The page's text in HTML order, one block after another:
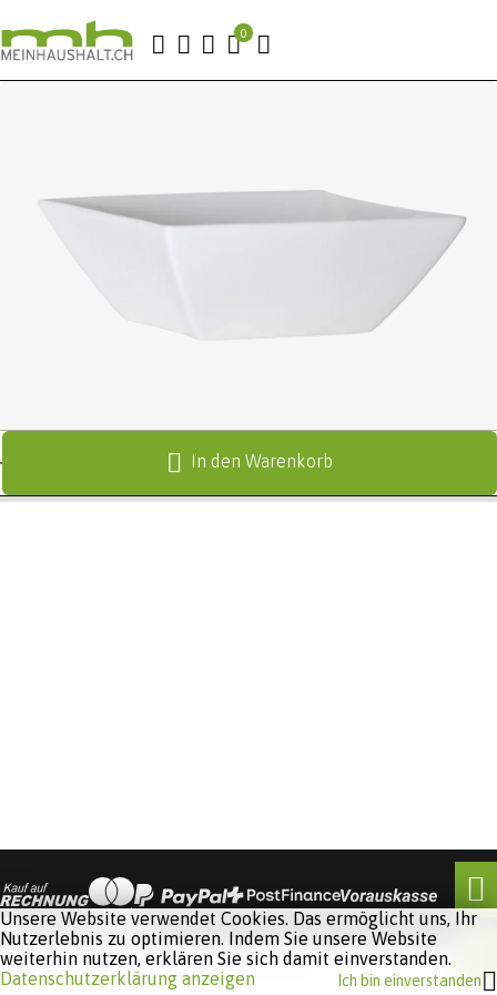
In den Warenkorb
Software:
Unsere Website verwendet Cookies. Das ermöglicht uns, Ihr
Nutzerlebnis zu optimieren. Indem Sie unsere Website
weiterhin nutzen, erklären Sie sich damit einverstanden.
Datenschutzerklärung anzeigen
Ich bin einverstanden